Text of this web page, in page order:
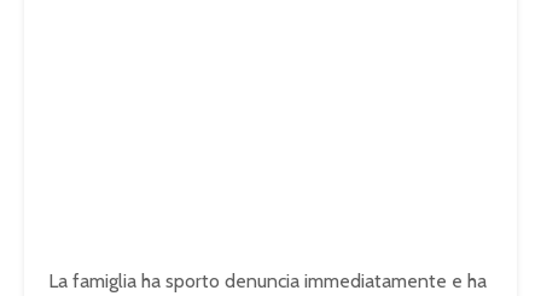
La famiglia ha sporto denuncia immediatamente e ha